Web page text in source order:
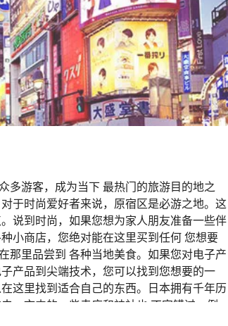
多游客，成为当下 最热门的旅游目的地之
于时尚爱好者来说，原宿区是必游之地。这
说到时尚，如果您想为家人朋友准备一些伴
小商店，您绝对能在这里买到任何 您想要
那里品尝到 各种当地美食。如果您对电子产
产品到尖端技术，您可以找到您想要的一
这里找到适合自己的东西。日本拥有千年历
，市内的一些寺庙和神社也 不容错过。例